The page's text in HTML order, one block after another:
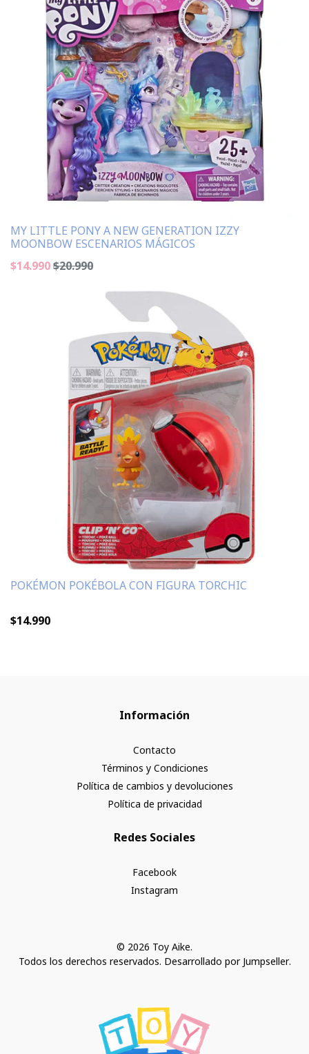
MY LITTLE PONY A NEW GENERATION IZZY
MOONBOW ESCENARIOS MÁGICOS
$14.990$20.990
POKÉMON POKÉBOLA CON FIGURA TORCHIC
$14.990
Información
Contacto
Términos y Condiciones
Política de cambios y devoluciones
Política de privacidad
Redes Sociales
Facebook
Instagram
© 2026 Toy Aike.
Todos los derechos reservados. Desarrollado por Jumpseller.